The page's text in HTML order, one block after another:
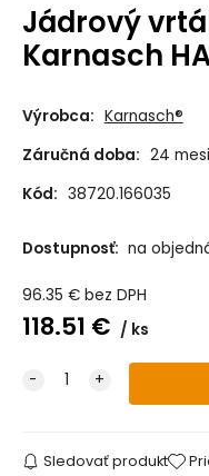
Jádrový
Karnasch
Výrobca: Karnasch®
Záručná doba: 24
Kód: 38720.166035
Dostupnosť: na
96.35 € bez DPH
118.51 € ks
Sledovať produkt